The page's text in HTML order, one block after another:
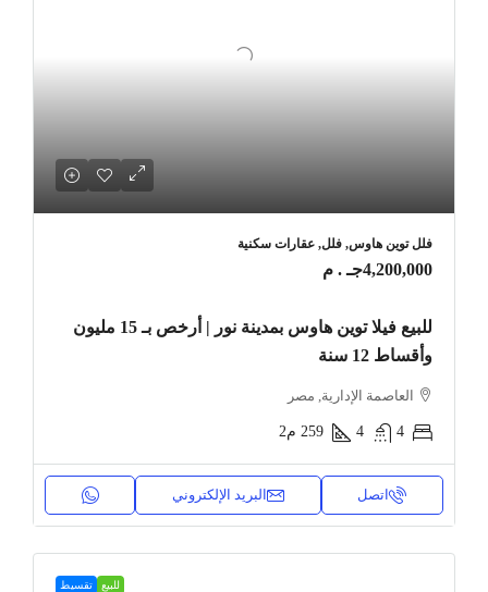
فلل توين هاوس, فلل, عقارات سكنية
4,200,000جـ . م
للبيع فيلا توين هاوس بمدينة نور | أرخص بـ 15 مليون
وأقساط 12 سنة
العاصمة الإدارية, مصر
4
4
259 م2
اتصل البريد الإلكتروني
للبيع تقسيط